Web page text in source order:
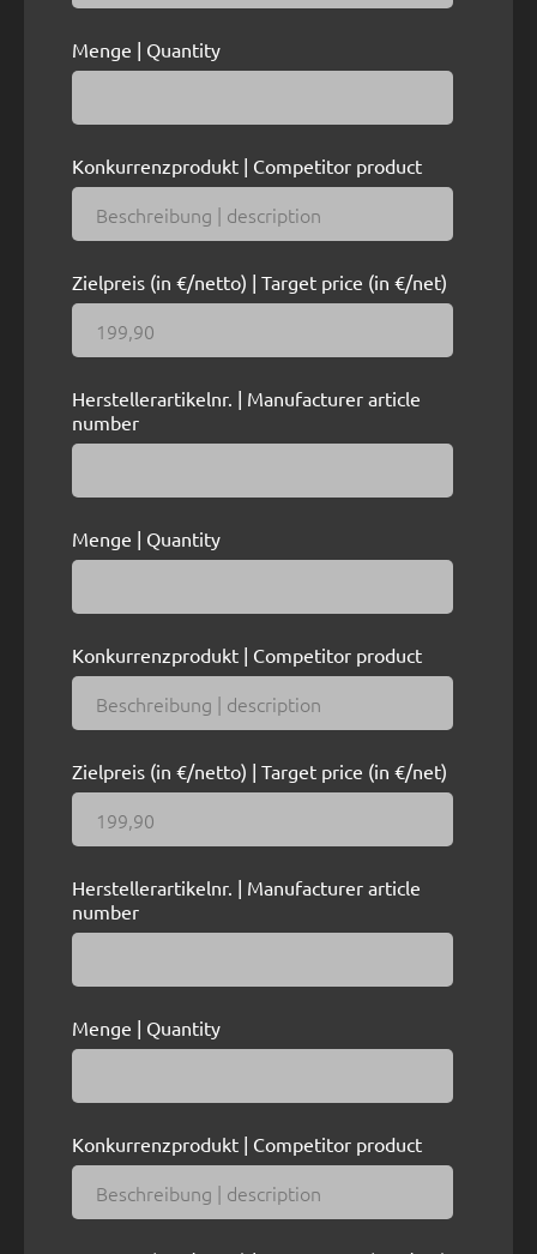
Menge | Quantity
Konkurrenzprodukt | Competitor product
Zielpreis (in €/netto) | Target price (in €/net)
Herstellerartikelnr. | Manufacturer article
number
Menge | Quantity
Konkurrenzprodukt | Competitor product
Zielpreis (in €/netto) | Target price (in €/net)
Herstellerartikelnr. | Manufacturer article
number
Menge | Quantity
Konkurrenzprodukt | Competitor product